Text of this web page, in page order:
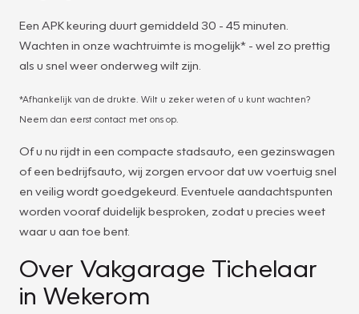
Een APK keuring duurt gemiddeld 30 - 45 minuten.
Wachten in onze wachtruimte is mogelijk* - wel zo prettig
als u snel weer onderweg wilt zijn.
*Afhankelijk van de drukte. Wilt u zeker weten of u kunt wachten?
Neem dan eerst contact met ons op.
Of u nu rijdt in een compacte stadsauto, een gezinswagen
of een bedrijfsauto, wij zorgen ervoor dat uw voertuig snel
en veilig wordt goedgekeurd. Eventuele aandachtspunten
worden vooraf duidelijk besproken, zodat u precies weet
waar u aan toe bent.
Over Vakgarage Tichelaar
in Wekerom